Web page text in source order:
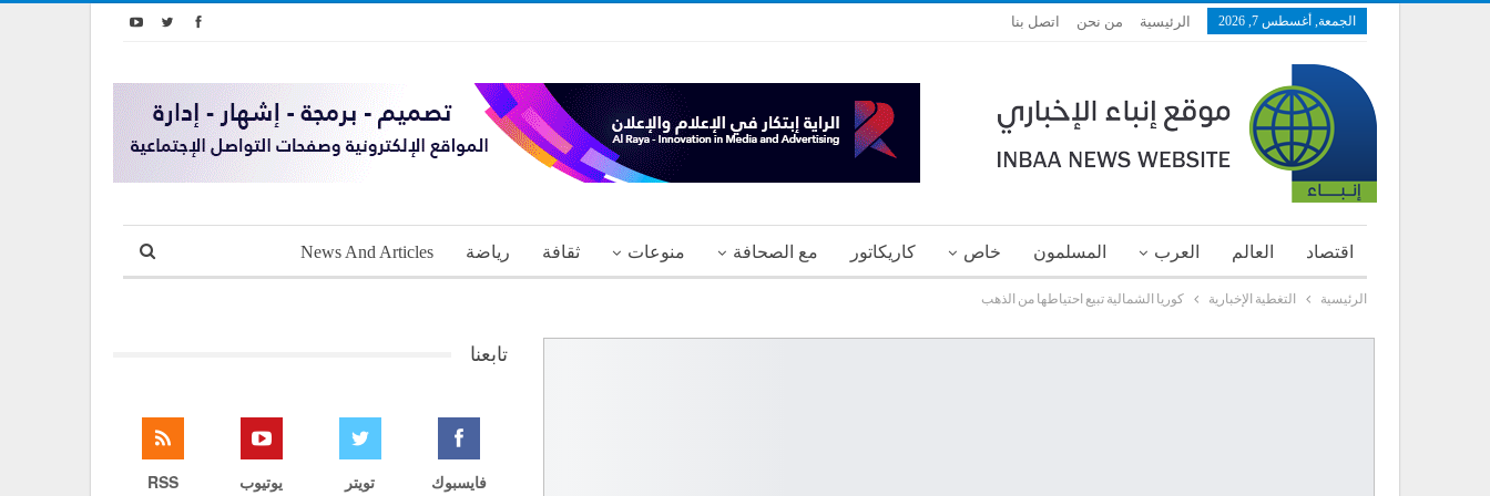
الجمعة, أغسطس 7, 2026 الرئيسية من نحن اتصل بنا
اقتصاد العالم العرب المسلمون خاص كاريكاتور مع الصحافة منوعات ثقافة رياضة News And Articles
الرئيسية التغطية الإخبارية كوريا الشمالية تبيع احتياطها من الذهب
تابعنا
فايسبوك تويتر يوتيوب RSS